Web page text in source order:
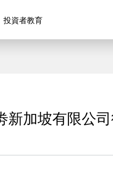
投資者教育
新加坡有限公